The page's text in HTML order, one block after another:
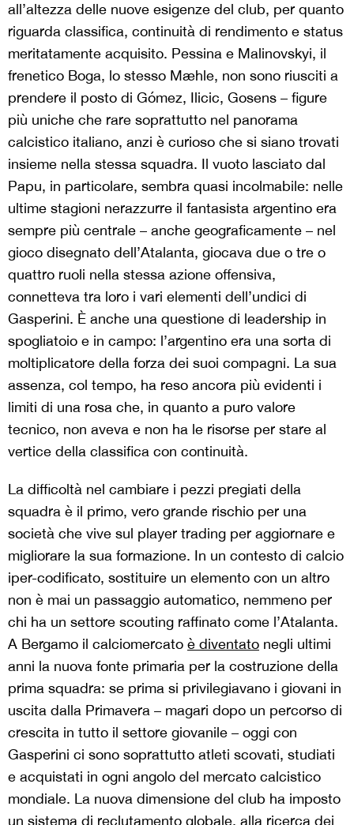
all’altezza delle nuove esigenze del club, per quanto
riguarda classifica, continuità di rendimento e status
meritatamente acquisito. Pessina e Malinovskyi, il
frenetico Boga, lo stesso Mæhle, non sono riusciti a
prendere il posto di Gómez, Ilicic, Gosens – figure
più uniche che rare soprattutto nel panorama
calcistico italiano, anzi è curioso che si siano trovati
insieme nella stessa squadra. Il vuoto lasciato dal
Papu, in particolare, sembra quasi incolmabile: nelle
ultime stagioni nerazzurre il fantasista argentino era
sempre più centrale – anche geograficamente – nel
gioco disegnato dell’Atalanta, giocava due o tre o
quattro ruoli nella stessa azione offensiva,
connetteva tra loro i vari elementi dell’undici di
Gasperini. È anche una questione di leadership in
spogliatoio e in campo: l’argentino era una sorta di
moltiplicatore della forza dei suoi compagni. La sua
assenza, col tempo, ha reso ancora più evidenti i
limiti di una rosa che, in quanto a puro valore
tecnico, non aveva e non ha le risorse per stare al
vertice della classifica con continuità.
La difficoltà nel cambiare i pezzi pregiati della
squadra è il primo, vero grande rischio per una
società che vive sul player trading per aggiornare e
migliorare la sua formazione. In un contesto di calcio
iper-codificato, sostituire un elemento con un altro
non è mai un passaggio automatico, nemmeno per
chi ha un settore scouting raffinato come l’Atalanta.
A Bergamo il calciomercato è diventato negli ultimi
anni la nuova fonte primaria per la costruzione della
prima squadra: se prima si privilegiavano i giovani in
uscita dalla Primavera – magari dopo un percorso di
crescita in tutto il settore giovanile – oggi con
Gasperini ci sono soprattutto atleti scovati, studiati
e acquistati in ogni angolo del mercato calcistico
mondiale. La nuova dimensione del club ha imposto
un sistema di reclutamento globale, alla ricerca dei